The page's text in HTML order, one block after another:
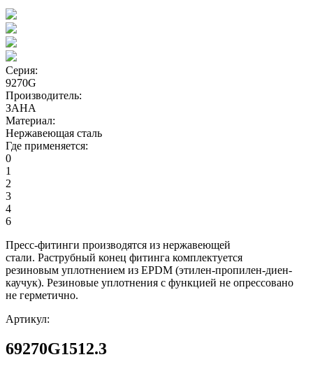
Серия:
9270G
Производитель:
ЗАНА
Материал:
Нержавеющая сталь
Где применяется:
0
1
2
3
4
6
Пресс-фитинги производятся из нержавеющей
стали. Раструбный конец фитинга комплектуется
резиновым уплотнением из EPDM (этилен-пропилен-диен-
каучук). Резиновые уплотнения с функцией не опрессовано
не герметично.
Артикул:
69270G1512.3